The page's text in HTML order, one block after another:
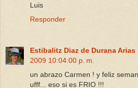
Luis
Responder
Estibalitz Diaz de Durana Arias
2009 10:04:00 p. m.
un abrazo Carmen ! y feliz
ufff... eso si es FRIO !!!